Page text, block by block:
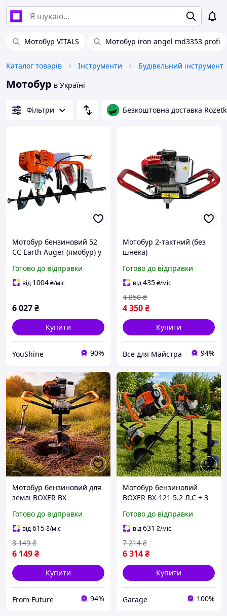
Мотобур VITALS Мотобур iron angel md3353 profi
Каталог товарів Інструменти Будівельний інструмент
Мотобур в Україні
Фільтри Безкоштовна доставка
Мотобур бензиновий 52
СС Earth Auger (ямобур) у
буром і набором
інструментів YU227
Готово до відправки
від 1004₴/міс
6 027₴
Купити
YouShine 90%
Мотобур 2-тактний (без
шнека)
Готово до відправки
від435₴/міс
4 350₴
4 850 ₴
Купити
Все для Майстра 94%
Мотобур бензиновий для
землі BOXER BX-
бензиновий 3 Свердла
100 150 200
Мм,Бензиновий ямобур
Готово до відправки
від615₴/міс
6 149₴
8 149 ₴
Купити
From Future 94%
Мотобур бензиновий
BOXER BX-121 5.2 Л.С + 3
7000 об хв
Готово до відправки
від631 ₴/міс
6 314₴
7 214 ₴
Купити
Garage 100%